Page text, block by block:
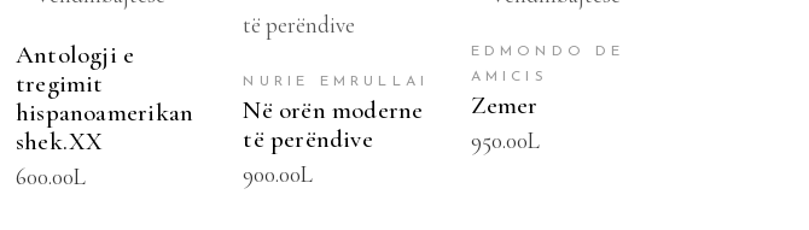
SHTOJE NË
SHPORTË
Antologji e
tregimit
hispanoamerikan
shek.XX
600.00L
NURIE EMRULLAI
Në orën moderne
të perëndive
900.00L
SHTOJE NË
SHPORTË
EDMONDO DE
AMICIS
Zemer
950.00L